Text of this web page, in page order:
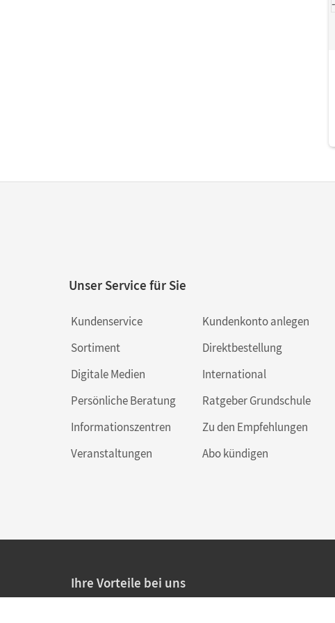
Unser Service für Sie
Kundenservice
Sortiment
Digitale Medien
Persönliche Beratung
Informationszentren
Veranstaltungen
Kundenkonto anlegen
Direktbestellung
International
Ratgeber Grundschule
Zu den Empfehlungen
Abo kündigen
Ihre Vorteile bei uns